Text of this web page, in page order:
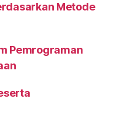
Metode
Pemrograman